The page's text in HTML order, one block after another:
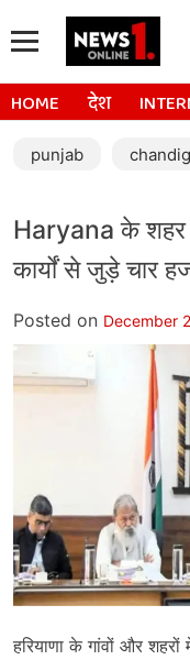
HOME देश
punjab
Haryana के शहर
कार्यों से जुड़े चार
Posted on December
हरियाणा के गांवों और